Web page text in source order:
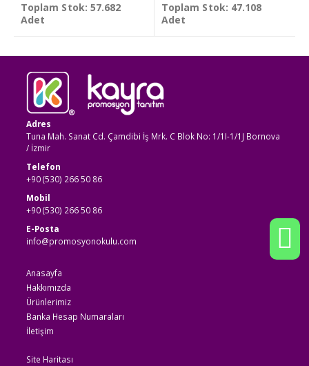
Toplam Stok: 57.682
Adet
Toplam Stok: 47.108
Adet
Adres
Tuna Mah. Sanat Cd. Çamdibi İş Mrk. C Blok No: 1/1I-1/1J Bornova
/ İzmir
Telefon
+90 (530) 266 50 86
Mobil
+90 (530) 266 50 86
E-Posta
info@promosyonokulu.com
Anasayfa
Hakkımızda
Ürünlerimiz
Banka Hesap Numaraları
İletişim
Site Haritası